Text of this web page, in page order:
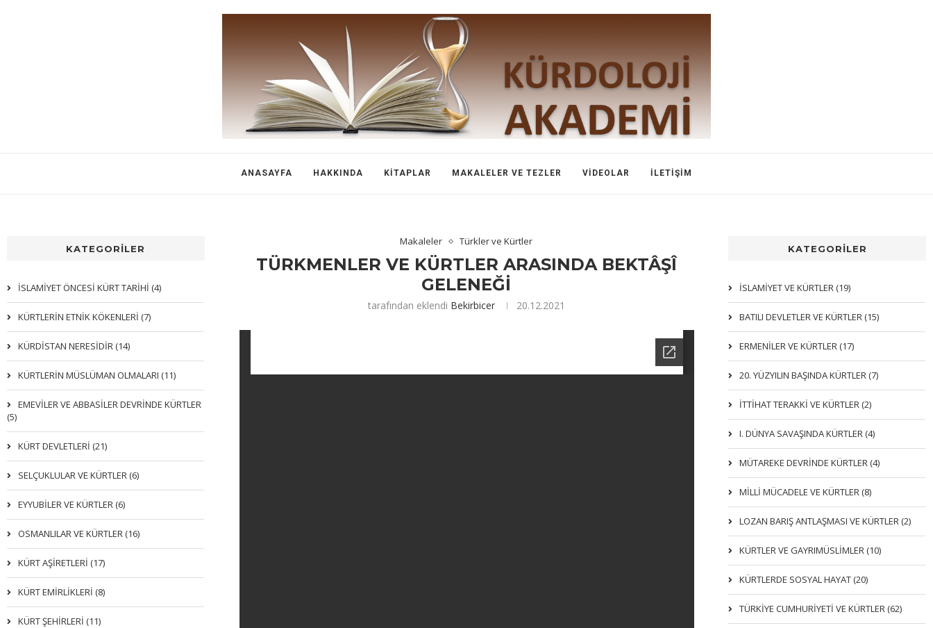
ANASAYFA HAKKINDA KITAPLAR MAKALELER VE TEZLER VIDEOLAR İLETIŞIM
Makaleler Türkler ve Kürtler
TÜRKMENLER VE KÜRTLER ARASINDA BEKTÂŞÎ
GELENEĞİ
tarafından eklendi Bekirbicer 20.12.2021
KATEGORİLER
İSLAMIYET VE KÜRTLER (19)
BATILI DEVLETLER VE KÜRTLER (15)
ERMENİLER VE KÜRTLER (17)
20. YÜZYILIN BAŞINDA KÜRTLER (7)
İTTIHAT TERAKKI VE KÜRTLER (2)
I. DÜNYA SAVAŞINDA KÜRTLER (4)
MÜTAREKE DEVRİNDE KÜRTLER (4)
MİLLİ MÜCADELE VE KÜRTLER (8)
LOZAN BARIŞ ANTLAŞMASI VE KÜRTLER (2)
KÜRTLER VE GAYRIMÜSLIMLER (10)
KÜRTLERDE SOSYAL HAYAT (20)
TÜRKİYE CUMHURİYETİ VE KÜRTLER (62)
KATEGORİLER
İSLAMİYET ÖNCESİ KÜRT TARİHİ (4)
KÜRTLERIN ETNIK KÖKENLERI (7)
KÜRDİSTAN NERESİDİR (14)
KÜRTLERİN MÜSLÜMAN OLMALARI (11)
EMEVİLER VE ABBASİLER DEVRİNDE KÜRTLER
(5)
KÜRT DEVLETLERİ (21)
SELÇUKLULAR VE KÜRTLER (6)
EYYUBİLER VE KÜRTLER (6)
OSMANLILAR VE KÜRTLER (16)
KÜRT AŞİRETLERİ (17)
KÜRT EMİRLİKLERİ (8)
KÜRT ŞEHİRLERİ (11)